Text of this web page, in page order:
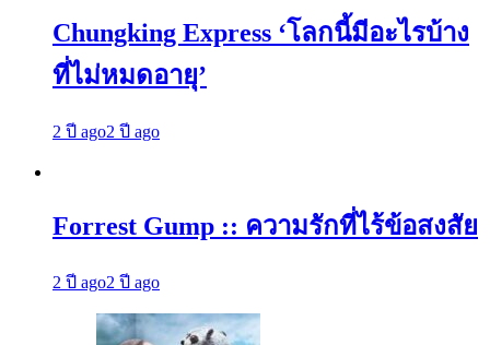
Chungking Express ‘โลกนี้มีอะไรบ้าง
ที่ไม่หมดอายุ’
2 ปี ago2 ปี ago
Forrest Gump :: ความรักที่ไร้ข้อสงสัย
2 ปี ago2 ปี ago